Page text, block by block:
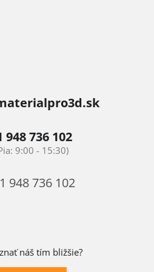
948 736 102
948 736 102
náš tím bližšie?